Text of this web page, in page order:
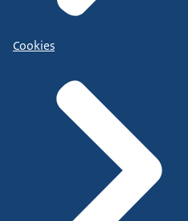
Cookies